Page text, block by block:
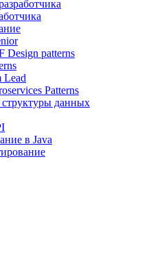
Design patterns
Lead
Patterns
данных
в Java